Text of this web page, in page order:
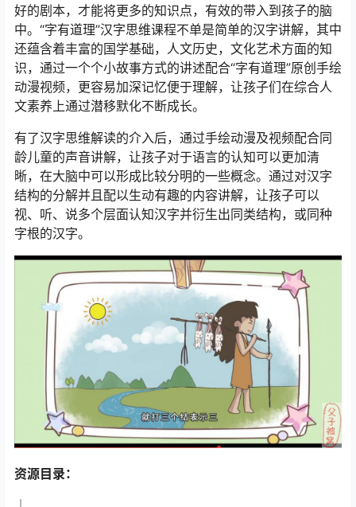
好的剧本，才能将更多的知识点，有效的带入到孩子的脑
中。“字有道理”汉字思维课程不单是简单的汉字讲解，其中
还蕴含着丰富的国学基础，人文历史，文化艺术方面的知
识，通过一个个小故事方式的讲述配合“字有道理”原创手绘
动漫视频，更容易加深记忆便于理解，让孩子们在综合人
文素养上通过潜移默化不断成长。
有了汉字思维解读的介入后，通过手绘动漫及视频配合同
龄儿童的声音讲解，让孩子对于语言的认知可以更加清
晰，在大脑中可以形成比较分明的一些概念。通过对汉字
结构的分解并且配以生动有趣的内容讲解，让孩子可以
视、听、说多个层面认知汉字并衍生出同类结构，或同种
字根的汉字。
资源目录：